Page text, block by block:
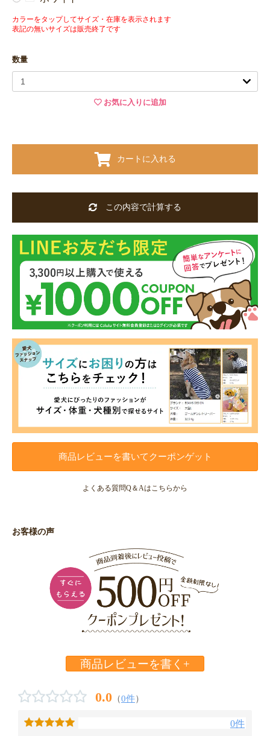
カラーをタップしてサイズ・在庫を表示されます
表記の無いサイズは販売終了です
数量
お気に入りに追加
カートに入れる
この内容で計算する
商品レビューを書いてクーポンゲット
よくある質問Q＆Aはこちらから
お客様の声
商品レビューを書く+
0.0 （0件）
0件